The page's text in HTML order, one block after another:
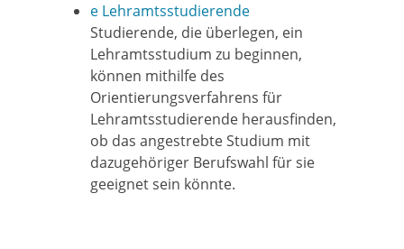
e Lehramtsstudierende
Studierende, die überlegen, ein
Lehramtsstudium zu beginnen,
können mithilfe des
Orientierungsverfahrens für
Lehramtsstudierende herausfinden,
ob das angestrebte Studium mit
dazugehöriger Berufswahl für sie
geeignet sein könnte.